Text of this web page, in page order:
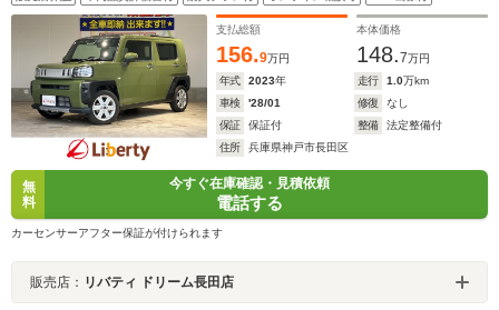
アイドリングストップ フォグライト 純正アルミホイール
支払総額
156.9万円
本体価格
148.7万円
年式
2023年 走行 1.0万km
車検
'28/01 修復
なし
保証
保証付 整備
法定整備付
住所
兵庫県神戸市長田区
無
料
今すぐ在庫確認・見積依頼
電話する
カーセンサーアフター保証が付けられます
販売店： リバティ ドリーム長田店